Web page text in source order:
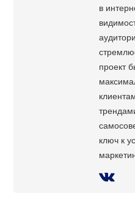
в
проект
ключ к